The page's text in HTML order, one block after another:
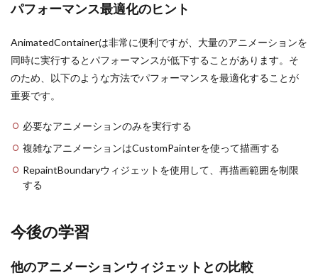
パフォーマンス最適化のヒント
AnimatedContainerは非常に便利ですが、大量のアニメーションを
同時に実行するとパフォーマンスが低下することがあります。そ
のため、以下のような方法でパフォーマンスを最適化することが
重要です。
必要なアニメーションのみを実行する
複雑なアニメーションはCustomPainterを使って描画する
RepaintBoundaryウィジェットを使用して、再描画範囲を制限
する
今後の学習
他のアニメーションウィジェットとの比較